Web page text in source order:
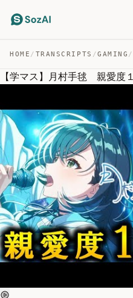
HOME / TRANSCRIPTS /GAMING /
【学マス】月村手毬 親愛度